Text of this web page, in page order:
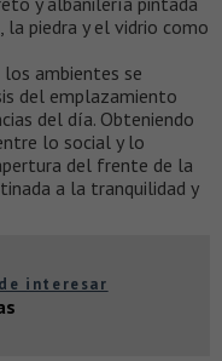
piedra y el vidrio como
ambientes se
del emplazamiento
del día. Obteniendo
lo social y lo
del frente de la
a la tranquilidad y
interesar